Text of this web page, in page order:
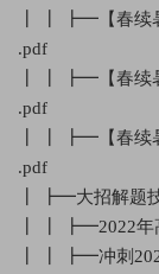
┃ ┃ ┣━【春续暑
.pdf
┃ ┃ ┣━【春续暑
.pdf
┃ ┃ ┣━【春续暑
.pdf
┃ ┣━大招解题
┃ ┃ ┣━2022年
┃ ┃ ┣━冲刺